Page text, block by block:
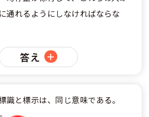
通れるようにしなければならな
答え
識と標示は、同じ意味である。